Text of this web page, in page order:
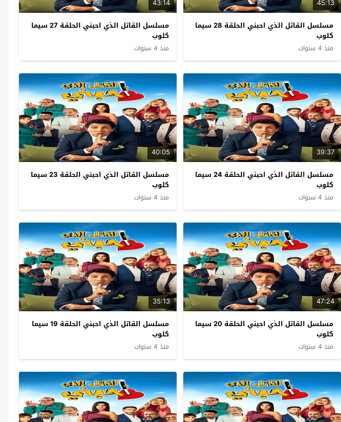
45:13
مسلسل القاتل الذي احبني الحلقة 28 سيما
كلوب
منذ 4 سنوات
43:14
مسلسل القاتل الذي احبني الحلقة 27 سيما
كلوب
منذ 4 سنوات
39:37
مسلسل القاتل الذي احبني الحلقة 24 سيما
كلوب
منذ 4 سنوات
40:05
مسلسل القاتل الذي احبني الحلقة 23 سيما
كلوب
منذ 4 سنوات
47:24
مسلسل القاتل الذي احبني الحلقة 20 سيما
كلوب
منذ 4 سنوات
35:13
مسلسل القاتل الذي احبني الحلقة 19 سيما
كلوب
منذ 4 سنوات